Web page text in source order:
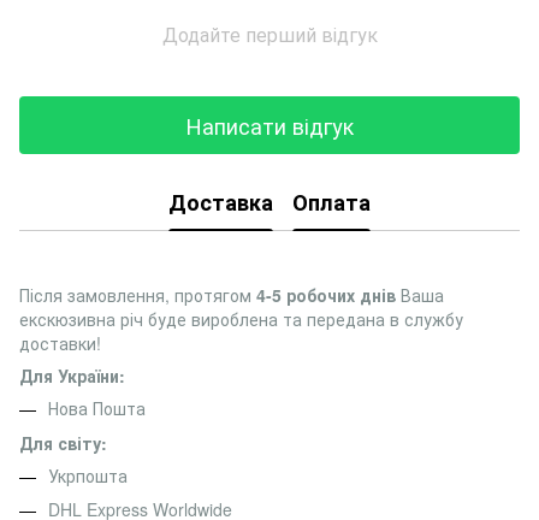
Додайте перший відгук
Написати відгук
Доставка Оплата
Після замовлення, протягом 4-5 робочих днів Ваша
екскюзивна річ буде вироблена та передана в службу
доставки!
Для України:
Нова Пошта
Для світу:
Укрпошта
DHL Express Worldwide